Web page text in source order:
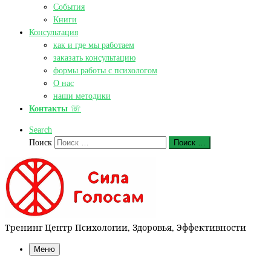
События
Книги
Консультация
как и где мы работаем
заказать консультацию
формы работы с психологом
О нас
наши методики
Контакты ☏
Search
Поиск
Поиск …
Тренинг Центр Психологии, Здоровья, Эффективности
Меню